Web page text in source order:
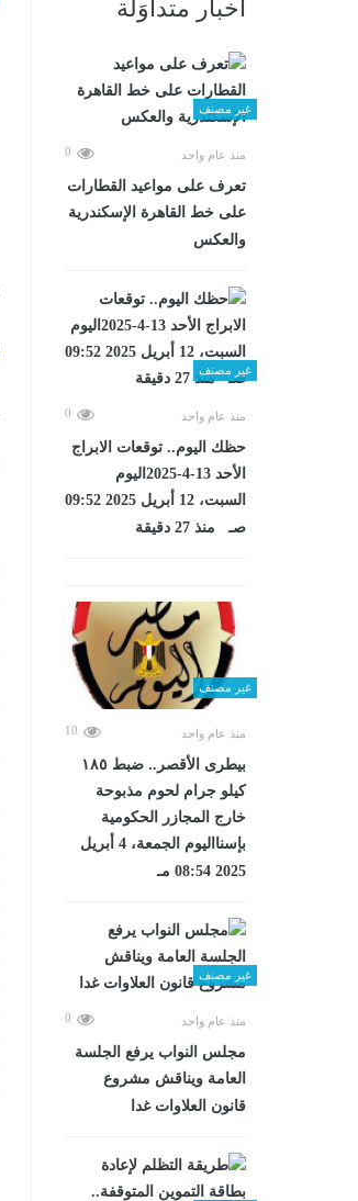
أخبار متداوَلة
غير مصنف
منذ عام واحد 0
تعرف على مواعيد القطارات
على خط القاهرة الإسكندرية
والعكس
غير مصنف
منذ عام واحد 0
حظك اليوم.. توقعات الابراج
الأحد 13-4-2025اليوم
السبت، 12 أبريل 2025 09:52
صـ منذ 27 دقيقة
غير مصنف
منذ عام واحد 10
بيطرى الأقصر.. ضبط ١٨٥
كيلو جرام لحوم مذبوحة
خارج المجازر الحكومية
بإسنااليوم الجمعة، 4 أبريل
2025 08:54 مـ
غير مصنف
منذ عام واحد 0
مجلس النواب يرفع الجلسة
العامة ويناقش مشروع
قانون العلاوات غدا